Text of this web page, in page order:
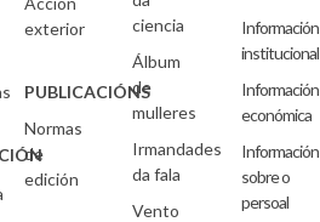
exterior
PUBLICACIÓNS
Normas
de
edición
ciencia
Álbum
de
mulleres
Irmandades
da fala
Vento
Información
institucional
Información
económica
Información
sobre o
persoal